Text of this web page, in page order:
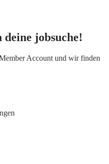
jobsuche!
Account und wir finden